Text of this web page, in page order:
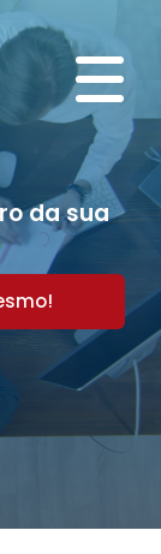
da sua